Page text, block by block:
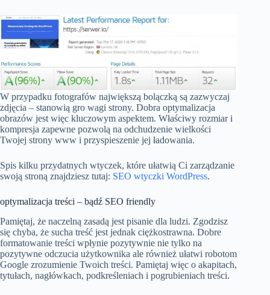
W przypadku fotografów największą bolączką są zazwyczaj
zdjęcia – stanowią gro wagi strony. Dobra optymalizacja
obrazów jest więc kluczowym aspektem. Właściwy rozmiar i
kompresja zapewne pozwolą na odchudzenie wielkości
Twojej strony www i przyspieszenie jej ładowania.
Spis kilku przydatnych wtyczek, które ułatwią Ci zarządzanie
swoją stroną znajdziesz tutaj: SEO wtyczki WordPress.
optymalizacja treści – bądź SEO friendly
Pamiętaj, że naczelną zasadą jest pisanie dla ludzi. Zgodzisz
się chyba, że sucha treść jest jednak ciężkostrawna. Dobre
formatowanie treści wpłynie pozytywnie nie tylko na
pozytywne odczucia użytkownika ale również ułatwi robotom
Google zrozumienie Twoich treści. Pamiętaj więc o akapitach,
tytułach, nagłówkach, podkreśleniach i pogrubieniach treści.